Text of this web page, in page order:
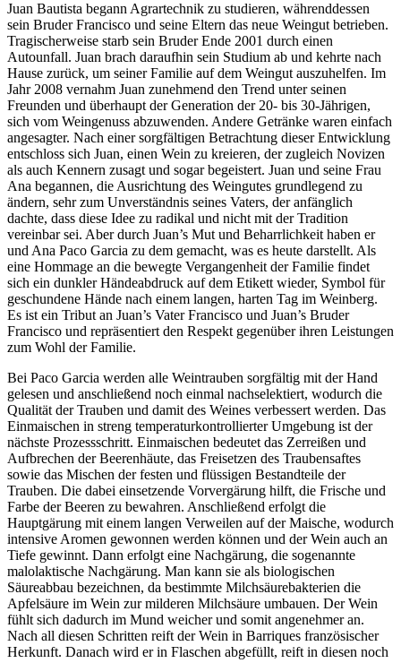
Juan Bautista begann Agrartechnik zu studieren, währenddessen
sein Bruder Francisco und seine Eltern das neue Weingut betrieben.
Tragischerweise starb sein Bruder Ende 2001 durch einen
Autounfall. Juan brach daraufhin sein Studium ab und kehrte nach
Hause zurück, um seiner Familie auf dem Weingut auszuhelfen. Im
Jahr 2008 vernahm Juan zunehmend den Trend unter seinen
Freunden und überhaupt der Generation der 20- bis 30-Jährigen,
sich vom Weingenuss abzuwenden. Andere Getränke waren einfach
angesagter. Nach einer sorgfältigen Betrachtung dieser Entwicklung
entschloss sich Juan, einen Wein zu kreieren, der zugleich Novizen
als auch Kennern zusagt und sogar begeistert. Juan und seine Frau
Ana begannen, die Ausrichtung des Weingutes grundlegend zu
ändern, sehr zum Unverständnis seines Vaters, der anfänglich
dachte, dass diese Idee zu radikal und nicht mit der Tradition
vereinbar sei. Aber durch Juan’s Mut und Beharrlichkeit haben er
und Ana Paco Garcia zu dem gemacht, was es heute darstellt. Als
eine Hommage an die bewegte Vergangenheit der Familie findet
sich ein dunkler Händeabdruck auf dem Etikett wieder, Symbol für
geschundene Hände nach einem langen, harten Tag im Weinberg.
Es ist ein Tribut an Juan’s Vater Francisco und Juan’s Bruder
Francisco und repräsentiert den Respekt gegenüber ihren Leistungen
zum Wohl der Familie.
Bei Paco Garcia werden alle Weintrauben sorgfältig mit der Hand
gelesen und anschließend noch einmal nachselektiert, wodurch die
Qualität der Trauben und damit des Weines verbessert werden. Das
Einmaischen in streng temperaturkontrollierter Umgebung ist der
nächste Prozessschritt. Einmaischen bedeutet das Zerreißen und
Aufbrechen der Beerenhäute, das Freisetzen des Traubensaftes
sowie das Mischen der festen und flüssigen Bestandteile der
Trauben. Die dabei einsetzende Vorvergärung hilft, die Frische und
Farbe der Beeren zu bewahren. Anschließend erfolgt die
Hauptgärung mit einem langen Verweilen auf der Maische, wodurch
intensive Aromen gewonnen werden können und der Wein auch an
Tiefe gewinnt. Dann erfolgt eine Nachgärung, die sogenannte
malolaktische Nachgärung. Man kann sie als biologischen
Säureabbau bezeichnen, da bestimmte Milchsäurebakterien die
Apfelsäure im Wein zur milderen Milchsäure umbauen. Der Wein
fühlt sich dadurch im Mund weicher und somit angenehmer an.
Nach all diesen Schritten reift der Wein in Barriques französischer
Herkunft. Danach wird er in Flaschen abgefüllt, reift in diesen noch